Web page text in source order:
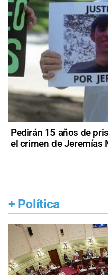
Pedirán 15 años de
el crimen de Jeremías
+ Política